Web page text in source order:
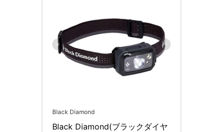
Black Diamond
Black Diamond(ブラックダイヤ